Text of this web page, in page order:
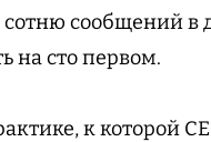
сообщений в
на сто первом.
к которой